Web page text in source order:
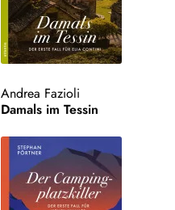
Andrea Fazioli
Damals im Tessin